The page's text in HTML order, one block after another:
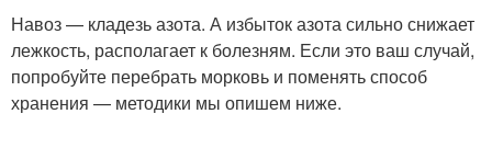
Навоз — кладезь азота. А избыток азота сильно снижает
лежкость, располагает к болезням. Если это ваш случай,
попробуйте перебрать морковь и поменять способ
хранения — методики мы опишем ниже.